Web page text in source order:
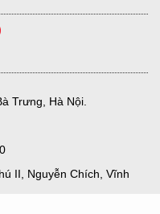
Trưng, Hà Nội.
II, Nguyễn Chích, Vĩnh